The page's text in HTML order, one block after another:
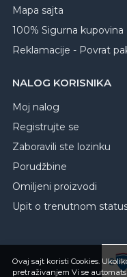
Ovaj sajt koristi Cookies.
pretraživanjem Vi se
Mapa sajta
100% Sigurna kupovina
Reklamacije - Povrat
NALOG KORISNIKA
Moj nalog
Registrujte se
Zaboravili ste lozinku
Porudžbine
Omiljeni proizvodi
Upit o trenutnom